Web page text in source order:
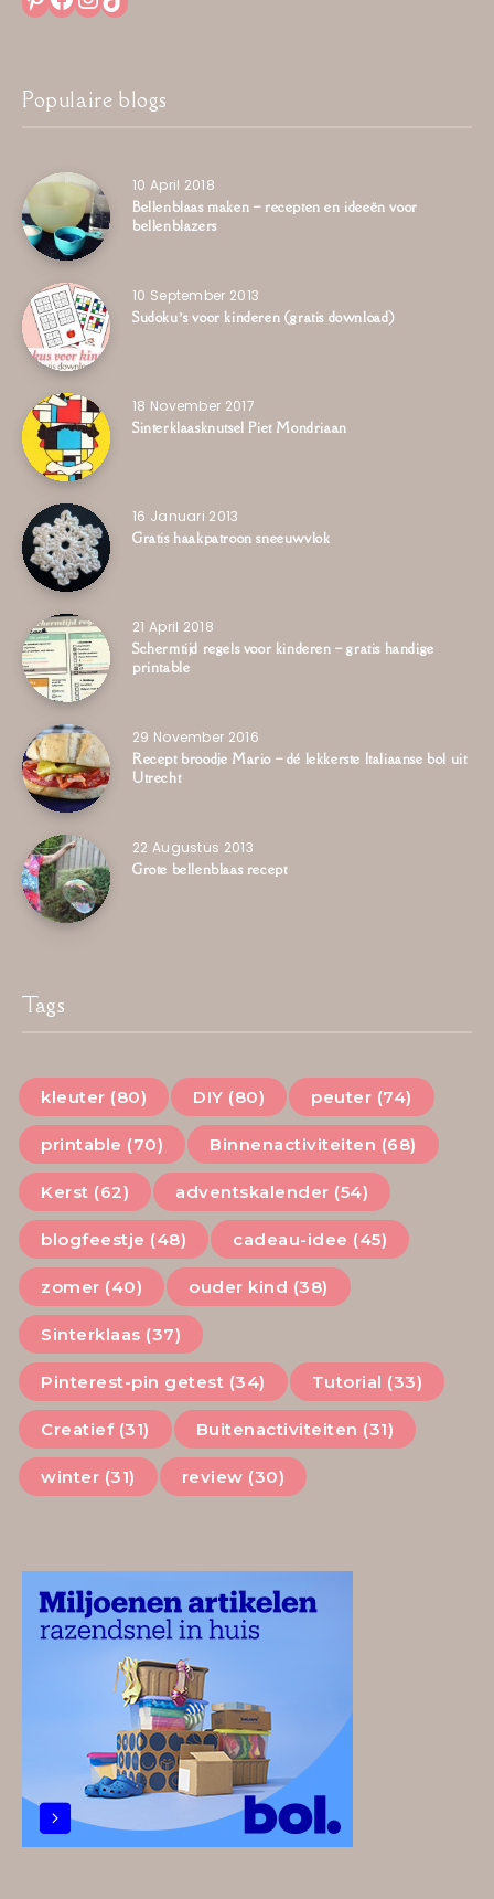
Populaire blogs
10 April 2018
Bellenblaas maken – recepten en ideeën voor
bellenblazers
10 September 2013
Sudoku’s voor kinderen (gratis download)
18 November 2017
Sinterklaasknutsel Piet Mondriaan
16 Januari 2013
Gratis haakpatroon sneeuwvlok
21 April 2018
Schermtijd regels voor kinderen – gratis handige
printable
29 November 2016
Recept broodje Mario – dé lekkerste Italiaanse bol uit
Utrecht
22 Augustus 2013
Grote bellenblaas recept
Tags
kleuter (80) DIY (80) peuter (74)
printable (70) Binnenactiviteiten (68)
Kerst (62) adventskalender (54)
blogfeestje (48) cadeau-idee (45)
zomer (40) ouder kind (38)
Sinterklaas (37)
Pinterest-pin getest (34) Tutorial (33)
Creatief (31) Buitenactiviteiten (31)
winter (31) review (30)